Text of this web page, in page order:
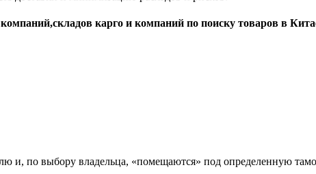
карго и компаний по поиску товаров в
и, по выбору владельца, «помещаются» под определенную